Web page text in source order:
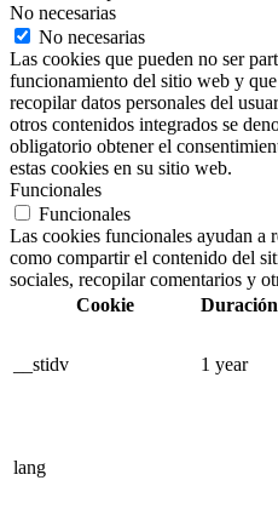
No necesarias
No necesarias
Las cookies que pueden no ser
funcionamiento del sitio web y
recopilar datos personales del
otros contenidos integrados se
obligatorio obtener el
estas cookies en su sitio web.
Funcionales
Funcionales
Las cookies funcionales ayudan a
como compartir el contenido del
sociales, recopilar comentarios y
Cookie
Duración
__stidv 1 year
lang